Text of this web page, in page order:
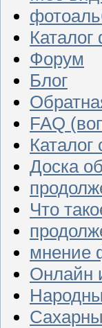
Форум
Блог
FAQ
Каталог
Доска
Что
мнение
Онлайн